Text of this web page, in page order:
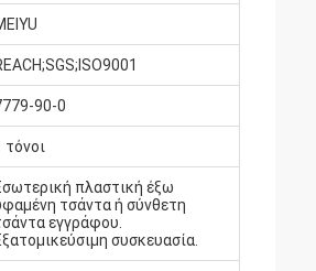
90-0
τόνοι
πλαστική έξω
τσάντα ή σύνθετη
εγγράφου.
συσκευασία.